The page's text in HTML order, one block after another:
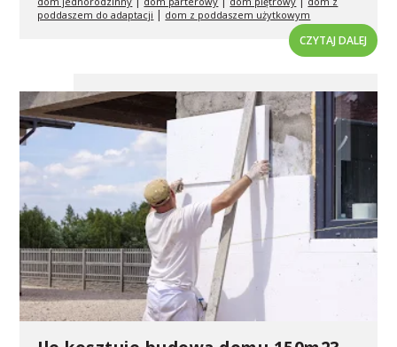
poddaszem do adaptacji | dom z poddaszem użytkowym
CZYTAJ DALEJ